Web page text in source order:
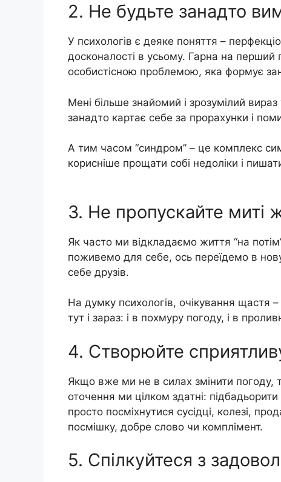
2. Не будьте занадто
У психологів є деяке поняття –
досконалості в усьому. Гарна на
особистісною проблемою, яка формує
Мені більше знайомий і зрозумілий
занадто картає себе за прорахунки і
А тим часом “синдром” – це комплекс
корисніше прощати собі недоліки і
3. Не пропускайте миті
Як часто ми відкладаємо життя “на
поживемо для себе, ось переїдемо в
себе друзів.
На думку психологів, очікування щастя
тут і зараз: і в похмуру погоду, і в
4. Створюйте
Якщо вже ми не в силах змінити погоду,
оточення ми цілком здатні:
просто посміхнутися сусідці, колезі,
посмішку, добре слово чи комплімент.
5. Спілкуйтеся з